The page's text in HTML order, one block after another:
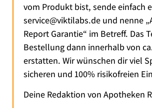
vom Produkt bist, sende einfach
service@viktilabs.de und nenne
Report Garantie“ im Betreff. Das
Bestellung dann innerhalb von
erstatten. Wir wünschen dir viel
sicheren und 100% risikofreien
Deine Redaktion von Apotheken